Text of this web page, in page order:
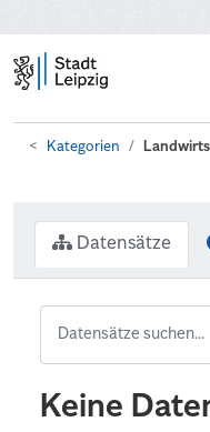
Kategorien
Datensätze
Keine